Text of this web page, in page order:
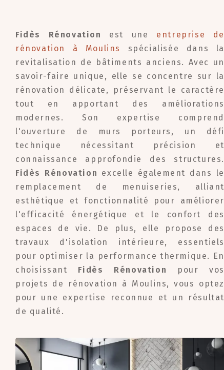
Fidès Rénovation est une
entreprise de
rénovation à Moulins
spécialisée dans la
revitalisation de bâtiments anciens. Avec un
savoir-faire unique, elle se concentre sur la
rénovation délicate, préservant le caractère
tout en apportant des améliorations
modernes. Son expertise comprend
l'ouverture de murs porteurs, un défi
technique nécessitant précision et
connaissance approfondie des structures.
Fidès Rénovation excelle également dans le
remplacement de menuiseries, alliant
esthétique et fonctionnalité pour améliorer
l'efficacité énergétique et le confort des
espaces de vie. De plus, elle propose des
travaux d'isolation intérieure, essentiels
pour optimiser la performance thermique. En
choisissant Fidès Rénovation
pour vos
projets de rénovation à Moulins, vous optez
pour une expertise reconnue et un résultat
de qualité.